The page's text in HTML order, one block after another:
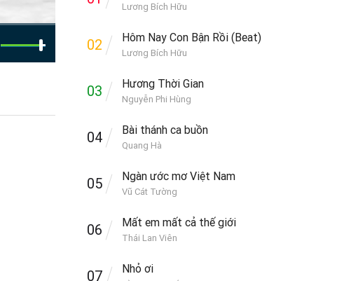
Lương Bích Hữu
02 Hôm Nay Con Bận Rồi (Beat)
Lương Bích Hữu
03 Hương Thời Gian
Nguyễn Phi Hùng
04 Bài thánh ca buồn
Quang Hà
05 Ngàn ước mơ Việt Nam
Vũ Cát Tường
06 Mất em mất cả thế giới
Thái Lan Viên
07 Nhỏ ơi